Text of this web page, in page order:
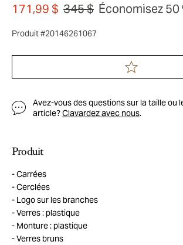
171,99 $ 345 $ Économisez 50
Produit #20146261067
Avez-vous des questions sur la taille ou
article?Clavardez avec nous.
Produit
Carrées
Cerclées
Logo sur les branches
Verres : plastique
Monture : plastique
Verres bruns